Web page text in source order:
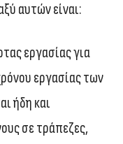
αυτών είναι:
εργασίας για
εργασίας των
ήδη και
σε τράπεζες,